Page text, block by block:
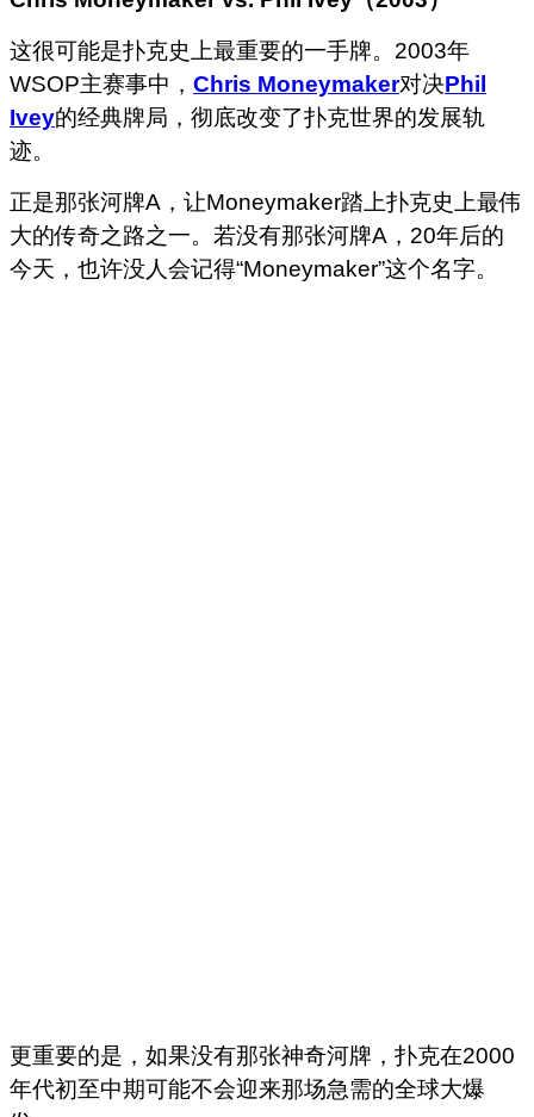
这很可能是扑克史上最重要的一手牌。2003年
WSOP主赛事中， Chris Moneymaker对决Phil
Ivey的经典牌局，彻底改变了扑克世界的发展轨
迹。
正是那张河牌A，让Moneymaker踏上扑克史上最伟
大的传奇之路之一。若没有那张河牌A，20年后的
今天，也许没人会记得“Moneymaker”这个名字。
更重要的是，如果没有那张神奇河牌，扑克在2000
年代初至中期可能不会迎来那场急需的全球大爆